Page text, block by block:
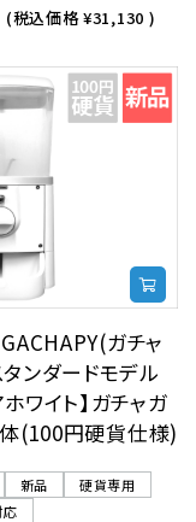
(税込価格¥31,130 )
GACHAPY(ガチャ
ンダードモデル
ホワイト】ガチャガ
(100円硬貨仕様)
新品
硬貨専用
応